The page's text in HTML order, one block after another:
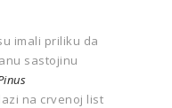
imali priliku da
sastojinu
na crvenoj list